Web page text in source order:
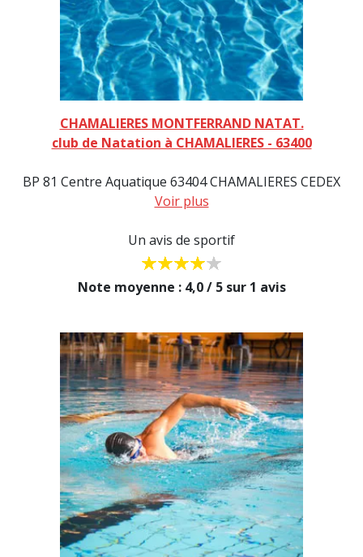
CHAMALIERES MONTFERRAND NATAT.
club de Natation à CHAMALIERES - 63400
BP 81 Centre Aquatique 63404 CHAMALIERES CEDEX
Voir plus
Un avis de sportif
Note moyenne : 4,0 / 5 sur 1 avis